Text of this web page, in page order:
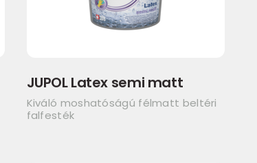
JUPOL Latex semi matt
Kiváló moshatóságú félmatt beltéri
falfesték